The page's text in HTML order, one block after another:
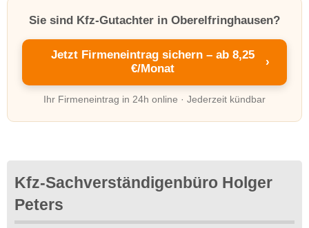
Sie sind Kfz-Gutachter in Oberelfringhausen?
Jetzt Firmeneintrag sichern – ab 8,25
€/Monat
›
Ihr Firmeneintrag in 24h online · Jederzeit kündbar
Kfz-Sachverständigenbüro Holger
Peters